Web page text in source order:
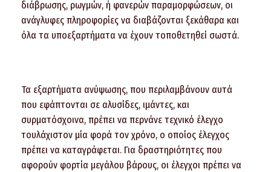
διάβρωσης, ρωγμών, ή φανερών παραμορφώσεων, οι
ανάγλυφες πληροφορίες να διαβάζονται ξεκάθαρα και
όλα τα υποεξαρτήματα να έχουν τοποθετηθεί σωστά.
Τα εξαρτήματα ανύψωσης, που περιλαμβάνουν αυτά
που εφάπτονται σε αλυσίδες, ιμάντες, και
συρματόσχοινα, πρέπει να περνάνε τεχνικό έλεγχο
τουλάχιστον μία φορά τον χρόνο, ο οποίος έλεγχος
πρέπει να καταγράφεται. Για δραστηριότητες που
αφορούν φορτία μεγάλου βάρους, οι έλεγχοι πρέπει να